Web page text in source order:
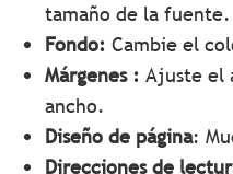
tamaño de la fuente.
Fondo: Cambie el
Márgenes : Ajuste el
ancho.
Diseño de página:
Direcciones de